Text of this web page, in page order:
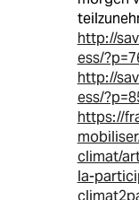
http://
ess/
http://
ess/
https://
climat/
la-